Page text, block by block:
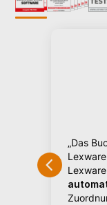
„Das
Lexware